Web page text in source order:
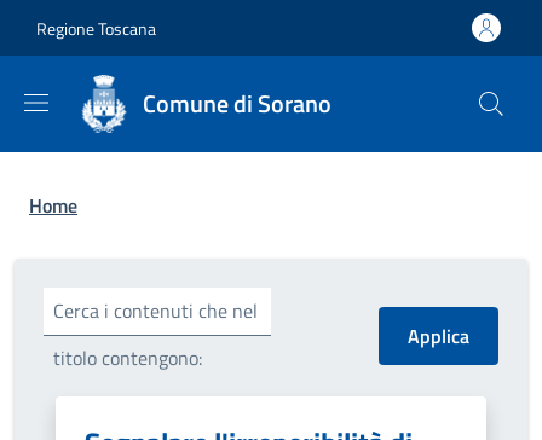
Regione Toscana
Comune di Sorano
Briciole di pane
Home
Cerca i contenuti che nel
titolo contengono: